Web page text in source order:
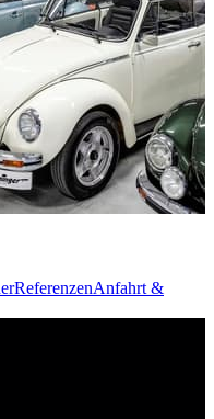
ReferenzenAnfahrt &